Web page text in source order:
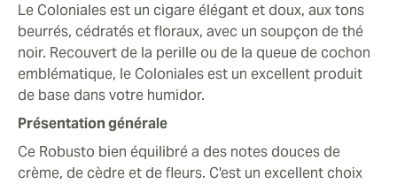
Le Coloniales est un cigare élégant et doux, aux tons
beurrés, cédratés et floraux, avec un soupçon de thé
noir. Recouvert de la perille ou de la queue de cochon
emblématique, le Coloniales est un excellent produit
de base dans votre humidor.
Présentation générale
Ce Robusto bien équilibré a des notes douces de
crème, de cèdre et de fleurs. C'est un excellent choix